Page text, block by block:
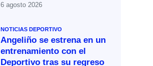
6 agosto 2026
NOTICIAS DEPORTIVO
Angeliño se estrena en un
entrenamiento con el
Deportivo tras su regreso